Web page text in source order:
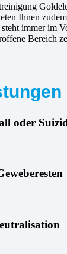
Ihnen
steht immer im
Bereich
oder